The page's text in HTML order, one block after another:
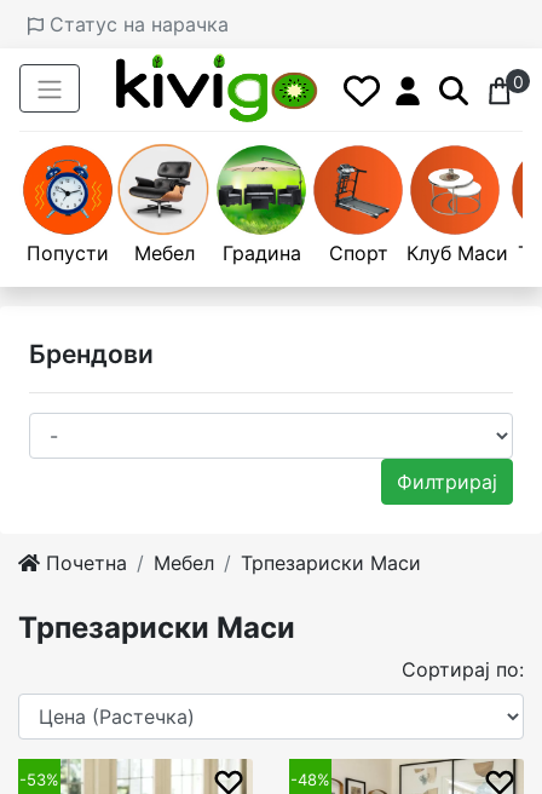
Статус на нарачка
0
Попусти Мебел Градина Спорт Клуб Маси
Брендови
Филтрирај
Почетна Мебел Трпезариски Маси
Трпезариски Маси
Сортирај по:
-53% -48%